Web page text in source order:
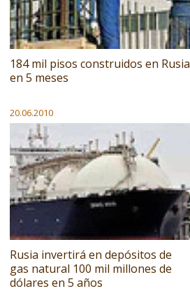
184 mil pisos construidos en Rusia
en 5 meses
20.06.2010
Rusia invertirá en depósitos de
gas natural 100 mil millones de
dólares en 5 años